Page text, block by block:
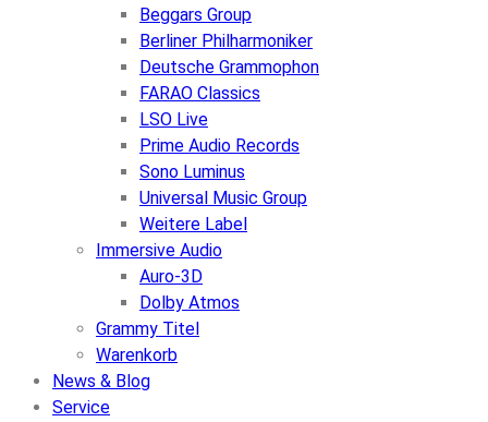
Beggars Group
Berliner Philharmoniker
Deutsche Grammophon
FARAO Classics
LSO Live
Prime Audio Records
Sono Luminus
Universal Music Group
Weitere Label
Immersive Audio
Auro-3D
Dolby Atmos
Grammy Titel
Warenkorb
News & Blog
Service